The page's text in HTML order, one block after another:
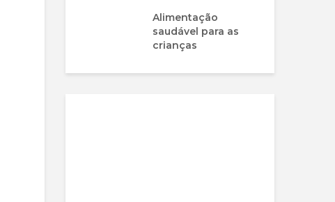
Alimentação
saudável para as
crianças